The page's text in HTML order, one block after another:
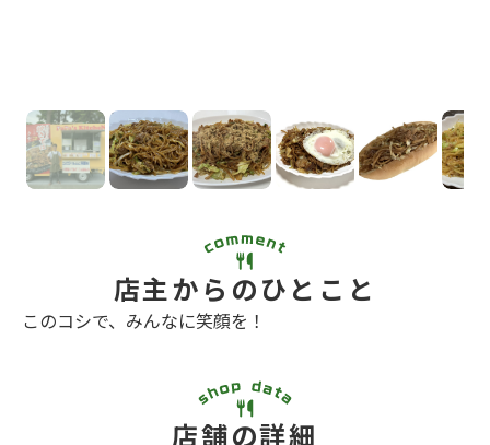
店主からのひとこと
このコシで、みんなに笑顔を！
店舗の詳細